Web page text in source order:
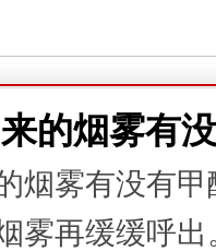
的烟雾有
烟雾有没有
雾再缓缓呼